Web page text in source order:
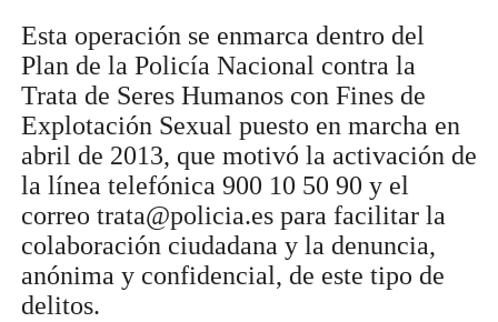
Esta operación se enmarca dentro del
Plan de la Policía Nacional contra la
Trata de Seres Humanos con Fines de
Explotación Sexual puesto en marcha en
abril de 2013, que motivó la activación de
la línea telefónica 900 10 50 90 y el
correo trata@policia.es para facilitar la
colaboración ciudadana y la denuncia,
anónima y confidencial, de este tipo de
delitos.